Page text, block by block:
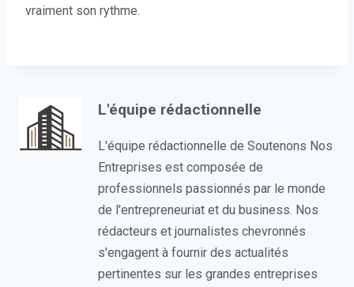
vraiment son rythme.
L'équipe rédactionnelle
L'équipe rédactionnelle de Soutenons Nos
Entreprises est composée de
professionnels passionnés par le monde
de l'entrepreneuriat et du business. Nos
rédacteurs et journalistes chevronnés
s'engagent à fournir des actualités
pertinentes sur les grandes entreprises